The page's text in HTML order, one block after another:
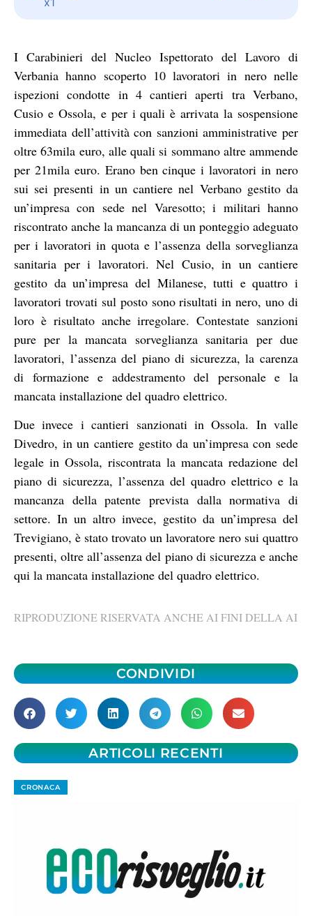
I Carabinieri del Nucleo Ispettorato del Lavoro di
Verbania hanno scoperto 10 lavoratori in nero nelle
ispezioni condotte in 4 cantieri aperti tra Verbano,
Cusio e Ossola, e per i quali è arrivata la sospensione
immediata dell’attività con sanzioni amministrative per
oltre 63mila euro, alle quali si sommano altre ammende
per 21mila euro. Erano ben cinque i lavoratori in nero
sui sei presenti in un cantiere nel Verbano gestito da
un’impresa con sede nel Varesotto; i militari hanno
riscontrato anche la mancanza di un ponteggio adeguato
per i lavoratori in quota e l’assenza della sorveglianza
sanitaria per i lavoratori. Nel Cusio, in un cantiere
gestito da un’impresa del Milanese, tutti e quattro i
lavoratori trovati sul posto sono risultati in nero, uno di
loro è risultato anche irregolare. Contestate sanzioni
pure per la mancata sorveglianza sanitaria per due
lavoratori, l’assenza del piano di sicurezza, la carenza
di formazione e addestramento del personale e la
mancata installazione del quadro elettrico.
Due invece i cantieri sanzionati in Ossola. In valle
Divedro, in un cantiere gestito da un’impresa con sede
legale in Ossola, riscontrata la mancata redazione del
piano di sicurezza, l’assenza del quadro elettrico e la
mancanza della patente prevista dalla normativa di
settore. In un altro invece, gestito da un’impresa del
Trevigiano, è stato trovato un lavoratore nero sui quattro
presenti, oltre all’assenza del piano di sicurezza e anche
qui la mancata installazione del quadro elettrico.
RIPRODUZIONE RISERVATA ANCHE AI FINI DELLA AI
CONDIVIDI
ARTICOLI RECENTI
CRONACA